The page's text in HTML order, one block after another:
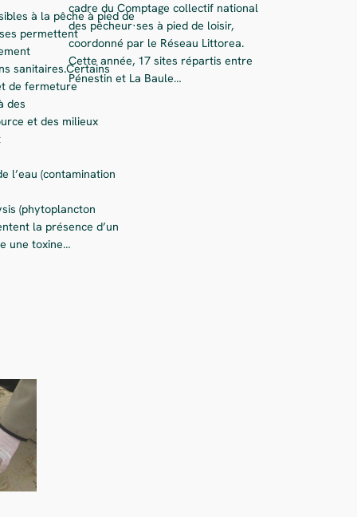
à la pêche à pied de
permettent
sanitaires.Certains
de fermeture
des
et des milieux
l’eau (contamination
(phytoplancton
la présence d’un
une toxine…
cadre du Comptage collectif national
des pêcheur·ses à pied de loisir,
coordonné par le Réseau Littorea.
Cette année, 17 sites répartis entre
Pénestin et La Baule…